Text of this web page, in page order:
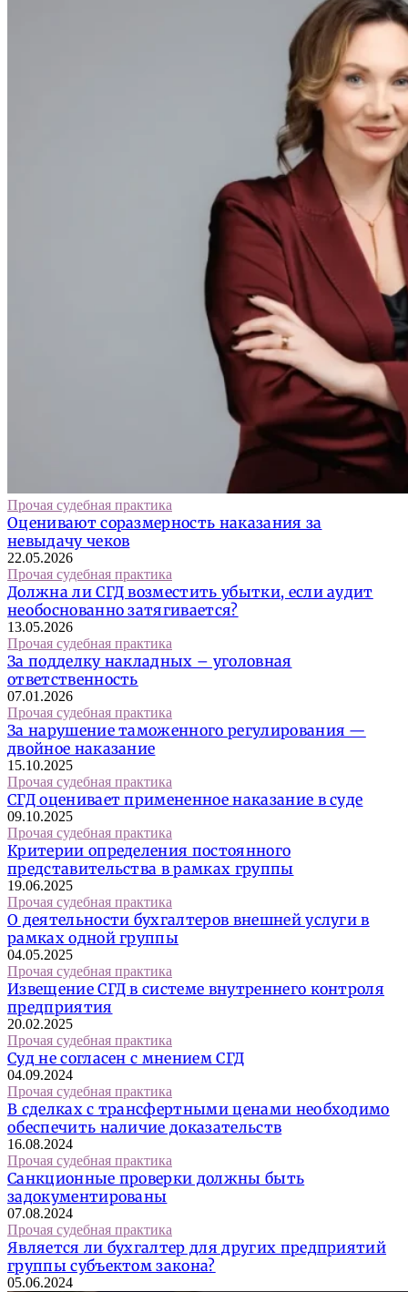
Прочая судебная практика
Оценивают соразмерность наказания за
невыдачу чеков
22.05.2026
Прочая судебная практика
Должна ли СГД возместить убытки, если аудит
необоснованно затягивается?
13.05.2026
Прочая судебная практика
За подделку накладных – уголовная
ответственность
07.01.2026
Прочая судебная практика
За нарушение таможенного регулирования —
двойное наказание
15.10.2025
Прочая судебная практика
СГД оценивает примененное наказание в суде
09.10.2025
Прочая судебная практика
Критерии определения постоянного
представительства в рамках группы
19.06.2025
Прочая судебная практика
О деятельности бухгалтеров внешней услуги в
рамках одной группы
04.05.2025
Прочая судебная практика
Извещение СГД в системе внутреннего контроля
предприятия
20.02.2025
Прочая судебная практика
Суд не согласен с мнением СГД
04.09.2024
Прочая судебная практика
В сделках с трансфертными ценами необходимо
обеспечить наличие доказательств
16.08.2024
Прочая судебная практика
Санкционные проверки должны быть
задокументированы
07.08.2024
Прочая судебная практика
Является ли бухгалтер для других предприятий
группы субъектом закона?
05.06.2024